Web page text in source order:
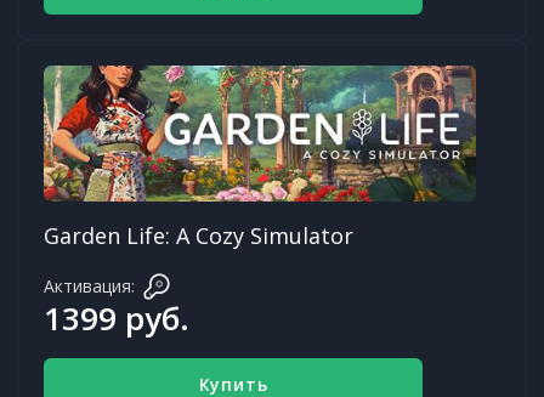
Garden Life: A Cozy Simulator
Активация:
1399 руб.
Купить